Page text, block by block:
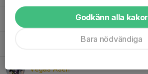
Elmer Wetterstrand Asplund
Vegas Åsén
Godkänn alla kakor
Bara nödvändiga